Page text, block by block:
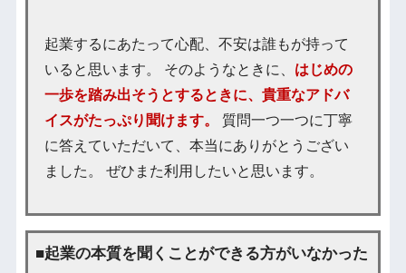
起業するにあたって心配、不安は誰もが持って
いると思います。 そのようなときに、 はじめの
一歩を踏み出そうとするときに、貴重なアドバ
イスがたっぷり聞けます。
質問一つ一つに丁寧
に答えていただいて、本当にありがとうござい
ました。 ぜひまた利用したいと思います。
■起業の本質を聞くことができる方がいなかった